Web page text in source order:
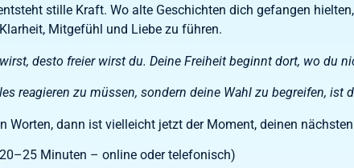
stille Kraft. Wo alte Geschichten dich gefangen
Mitgefühl und Liebe zu führen.
desto freier wirst du. Deine Freiheit beginnt dort, wo du
reagieren zu müssen, sondern deine Wahl zu begreifen, ist
Worten, dann ist vielleicht jetzt der Moment, deinen
Minuten – online oder telefonisch)